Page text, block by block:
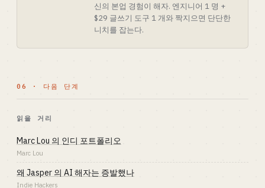
신의 본업 경험이 해자. 엔지니어 1 명 +
$29 글쓰기 도구 1 개와 짝지으면 단단한
니치를 잡는다.
06 · 다음 단계
읽을 거리
Marc Lou 의 인디 포트폴리오
Marc Lou
왜 Jasper 의 AI 해자는 증발했나
Indie Hackers